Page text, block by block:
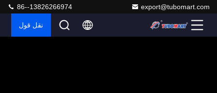
export@tubomart.com
86--13826266974
نقل قول